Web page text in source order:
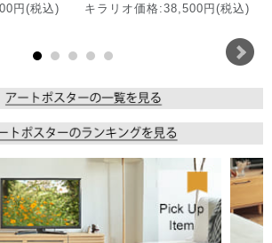
円(税込) キラリオ価格:38,500円(税込)